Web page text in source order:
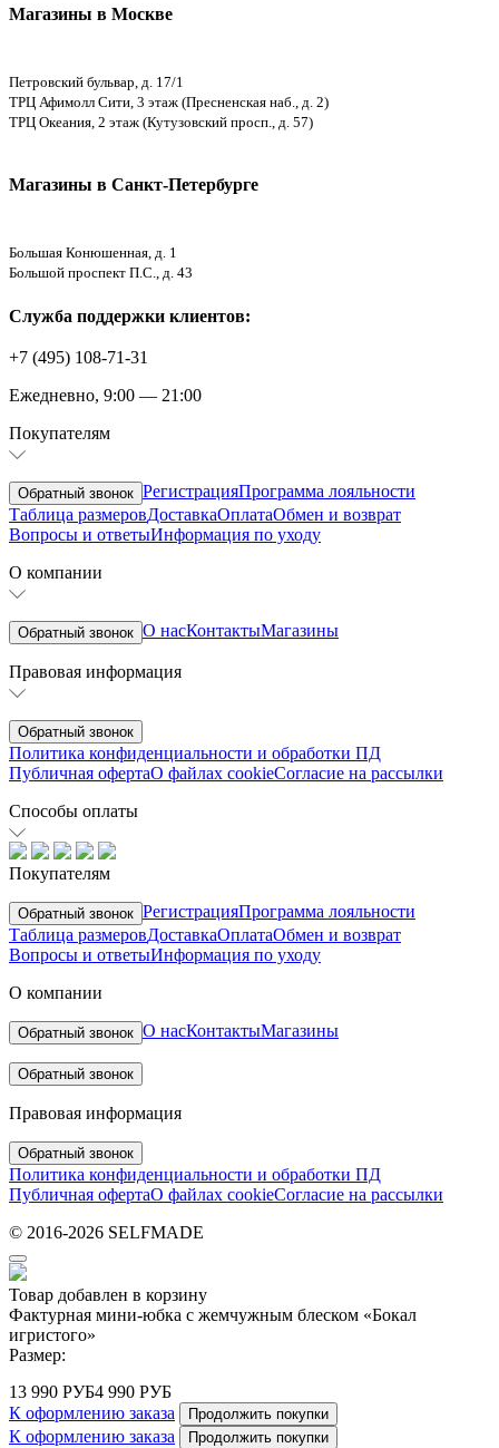
Магазины в Москве
Петровский бульвар, д. 17/1
ТРЦ Афимолл Сити, 3 этаж (Пресненская наб., д. 2)
ТРЦ Океания, 2 этаж (Кутузовский просп., д. 57)
Магазины в Санкт-Петербурге
Большая Конюшенная, д. 1
Большой проспект П.С., д. 43
Служба поддержки клиентов:
+7 (495) 108-71-31
Ежедневно, 9:00 — 21:00
Покупателям
Обратный звонок РегистрацияПрограмма лояльности
Таблица размеровДоставкаОплатаОбмен и возврат
Вопросы и ответыИнформация по уходу
О компании
Обратный звонок О насКонтактыМагазины
Правовая информация
Обратный звонок
Политика конфиденциальности и обработки ПД
Публичная офертаО файлах cookieСогласие на рассылки
Способы оплаты
Покупателям
Обратный звонок РегистрацияПрограмма лояльности
Таблица размеровДоставкаОплатаОбмен и возврат
Вопросы и ответыИнформация по уходу
О компании
Обратный звонок О насКонтактыМагазины
Обратный звонок
Правовая информация
Обратный звонок
Политика конфиденциальности и обработки ПД
Публичная офертаО файлах cookieСогласие на рассылки
© 2016-2026 SELFMADE
Товар добавлен в корзину
Фактурная мини-юбка с жемчужным блеском «Бокал
игристого»
Размер:
13 990 РУБ4 990 РУБ
К оформлению заказа
Продолжить покупки
К оформлению заказа Продолжить покупки